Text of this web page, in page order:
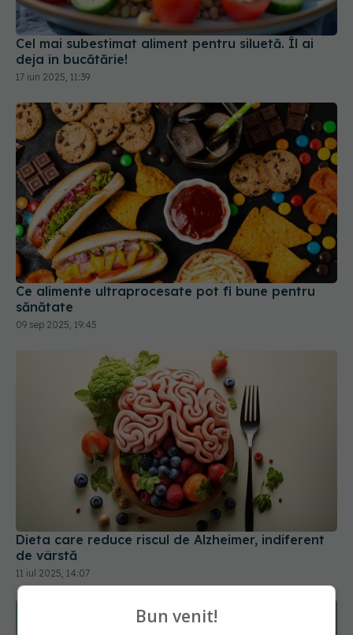
Cel mai subestimat aliment pentru siluetă. Îl ai
deja în bucătărie!
17 iun 2025, 11:39
Ce alimente ultraprocesate pot fi bune pentru
sănătate
09 sep 2025, 19:45
Dieta care reduce riscul de Alzheimer, indiferent
11 iul 2025, 14:07
Bun venit!